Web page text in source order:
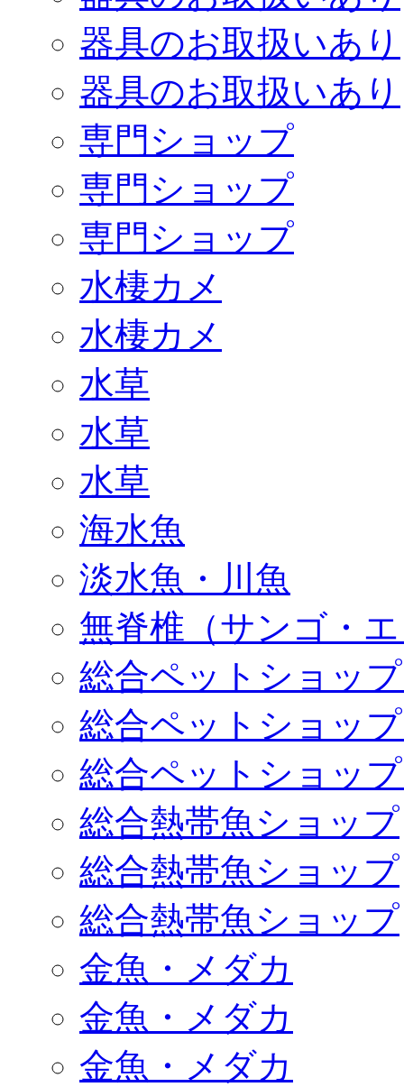
器具のお取扱いあり
器具のお取扱いあり
専門ショップ
専門ショップ
専門ショップ
水棲カメ
水棲カメ
水草
水草
水草
海水魚
淡水魚・川魚
無脊椎（サンゴ・
総合ペットショッ
総合ペットショッ
総合ペットショッ
総合熱帯魚ショップ
総合熱帯魚ショップ
総合熱帯魚ショップ
金魚・メダカ
金魚・メダカ
金魚・メダカ